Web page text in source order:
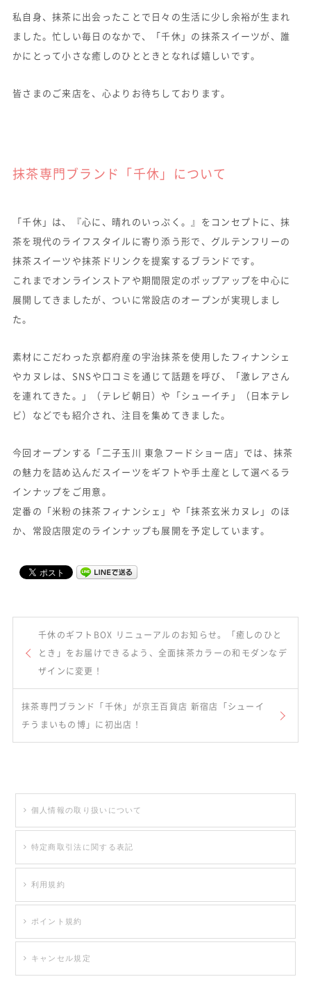
私自身、抹茶に出会ったことで日々の生活に少し余裕が生まれ
ました。忙しい毎日のなかで、「千休」の抹茶スイーツが、誰
かにとって小さな癒しのひとときとなれば嬉しいです。
皆さまのご来店を、心よりお待ちしております。
抹茶専門ブランド「千休」について
「千休」は、『心に、晴れのいっぷく。』をコンセプトに、抹
茶を現代のライフスタイルに寄り添う形で、グルテンフリーの
抹茶スイーツや抹茶ドリンクを提案するブランドです。
これまでオンラインストアや期間限定のポップアップを中心に
展開してきましたが、ついに常設店のオープンが実現しまし
た。
素材にこだわった京都府産の宇治抹茶を使用したフィナンシェ
やカヌレは、SNSや口コミを通じて話題を呼び、「激レアさん
を連れてきた。」（テレビ朝日）や「シューイチ」（日本テレ
ビ）などでも紹介され、注目を集めてきました。
今回オープンする「二子玉川 東急フードショー店」では、抹茶
の魅力を詰め込んだスイーツをギフトや手土産として選べるラ
インナップをご用意。
定番の「米粉の抹茶フィナンシェ」や「抹茶玄米カヌレ」のほ
か、常設店限定のラインナップも展開を予定しています。
千休のギフトBOX リニューアルのお知らせ。「癒しのひと
とき」をお届けできるよう、全面抹茶カラーの和モダンなデ
ザインに変更！
抹茶専門ブランド「千休」が京王百貨店 新宿店「シューイ
チうまいもの博」に初出店！
個人情報の取り扱いについて
特定商取引法に関する表記
利用規約
ポイント規約
キャンセル規定